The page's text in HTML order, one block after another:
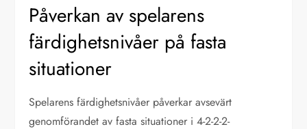
Påverkan av spelarens
färdighetsnivåer på fasta
situationer
Spelarens färdighetsnivåer påverkar avsevärt
genomförandet av fasta situationer i 4-2-2-2-